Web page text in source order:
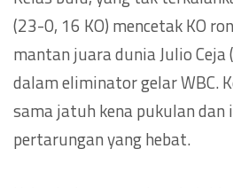
(23-0, 16 KO) mencetak KO
mantan juara dunia Julio Ceja
dalam eliminator gelar WBC.
sama jatuh kena pukulan dan
pertarungan yang hebat.